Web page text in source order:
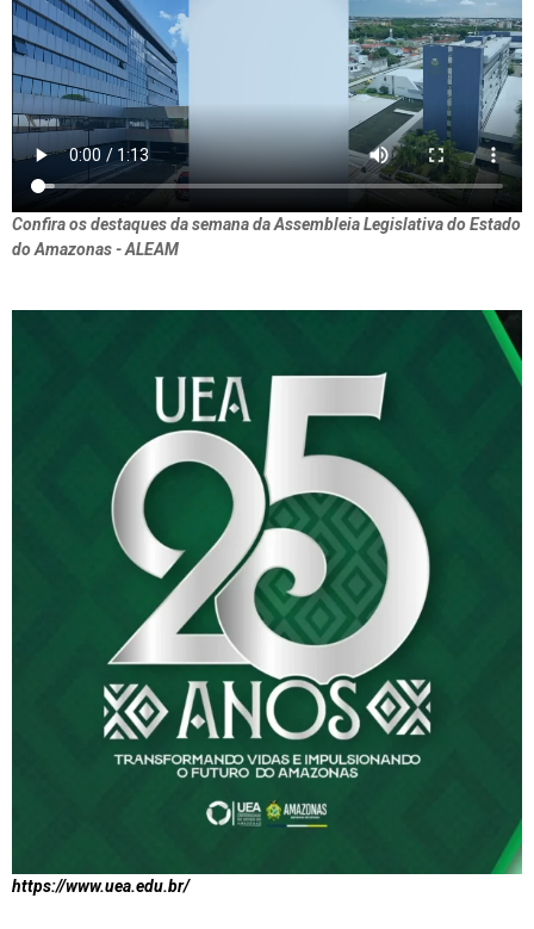
Confira os destaques da semana da Assembleia Legislativa do Estado
do Amazonas - ALEAM
https://www.uea.edu.br/